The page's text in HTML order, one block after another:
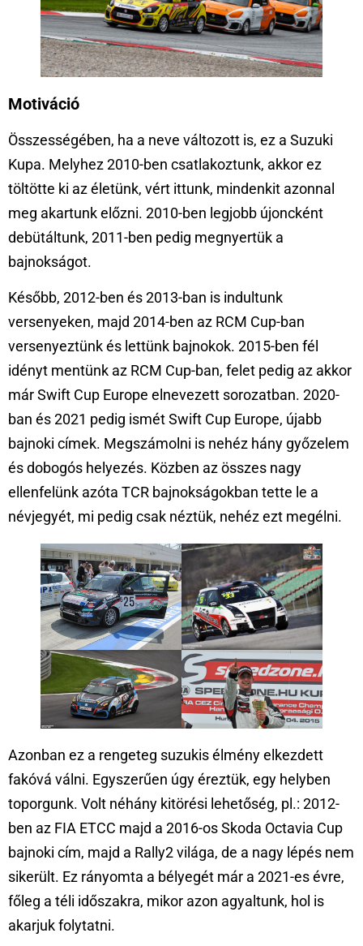
Motiváció
Összességében, ha a neve változott is, ez a Suzuki
Kupa. Melyhez 2010-ben csatlakoztunk, akkor ez
töltötte ki az életünk, vért ittunk, mindenkit azonnal
meg akartunk előzni. 2010-ben legjobb újoncként
debütáltunk, 2011-ben pedig megnyertük a
bajnokságot.
Később, 2012-ben és 2013-ban is indultunk
versenyeken, majd 2014-ben az RCM Cup-ban
versenyeztünk és lettünk bajnokok. 2015-ben fél
idényt mentünk az RCM Cup-ban, felet pedig az akkor
már Swift Cup Europe elnevezett sorozatban. 2020-
ban és 2021 pedig ismét Swift Cup Europe, újabb
bajnoki címek. Megszámolni is nehéz hány győzelem
és dobogós helyezés. Közben az összes nagy
ellenfelünk azóta TCR bajnokságokban tette le a
névjegyét, mi pedig csak néztük, nehéz ezt megélni.
Azonban ez a rengeteg suzukis élmény elkezdett
fakóvá válni. Egyszerűen úgy éreztük, egy helyben
toporgunk. Volt néhány kitörési lehetőség, pl.: 2012-
ben az FIA ETCC majd a 2016-os Skoda Octavia Cup
bajnoki cím, majd a Rally2 világa, de a nagy lépés nem
sikerült. Ez rányomta a bélyegét már a 2021-es évre,
főleg a téli időszakra, mikor azon agyaltunk, hol is
akarjuk folytatni.